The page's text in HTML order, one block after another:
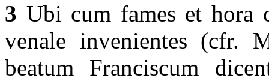
3 Ubi cum fames et hora
venale invenientes (cfr.
beatum Franciscum